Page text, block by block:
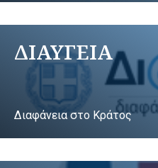
ΔΙΑΥΓΕΙΑ
Διαφάνεια στο Κράτος